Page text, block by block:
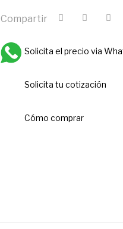
Compartir
Solicita el precio via
Solicita tu cotización
Cómo comprar